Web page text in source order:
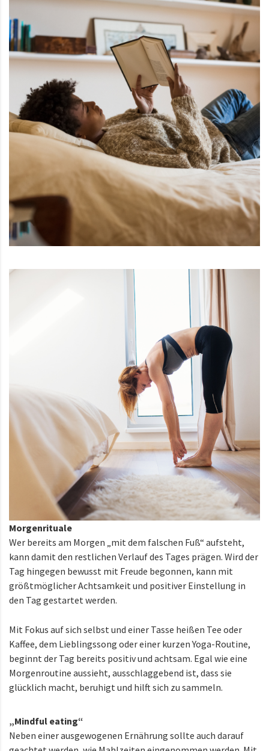
Morgenrituale
Wer bereits am Morgen „mit dem falschen Fuß“ aufsteht,
kann damit den restlichen Verlauf des Tages prägen. Wird der
Tag hingegen bewusst mit Freude begonnen, kann mit
größtmöglicher Achtsamkeit und positiver Einstellung in
den Tag gestartet werden.
Mit Fokus auf sich selbst und einer Tasse heißen Tee oder
Kaffee, dem Lieblingssong oder einer kurzen Yoga-Routine,
beginnt der Tag bereits positiv und achtsam. Egal wie eine
Morgenroutine aussieht, ausschlaggebend ist, dass sie
glücklich macht, beruhigt und hilft sich zu sammeln.
„Mindful eating“
Neben einer ausgewogenen Ernährung sollte auch darauf